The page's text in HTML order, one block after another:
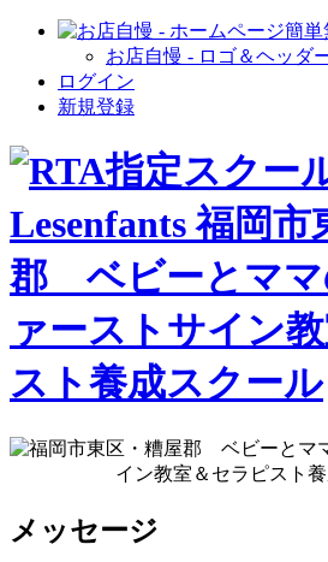
お店自慢 - ロゴ＆ヘッダ
ログイン
新規登録
メッセージ